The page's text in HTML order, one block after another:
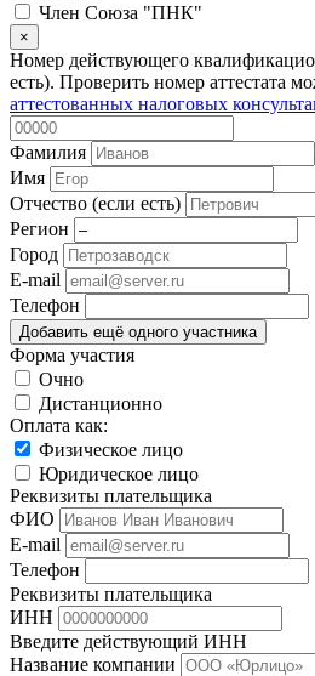
Член Союза "ПНК"
×
Номер действующего
есть). Проверить номер аттестата
аттестованных налоговых
Фамилия
Имя
Отчество (если есть)
Регион
Город
E-mail
Телефон
Добавить ещё одного участника
Форма участия
Очно
Дистанционно
Оплата как:
Физическое лицо
Юридическое лицо
Реквизиты плательщика
ФИО
E-mail
Телефон
Реквизиты плательщика
ИНН
Введите действующий ИНН
Название компании